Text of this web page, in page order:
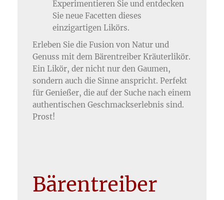
Experimentieren Sie und entdecken
Sie neue Facetten dieses
einzigartigen Likörs.
Erleben Sie die Fusion von Natur und
Genuss mit dem Bärentreiber Kräuterlikör.
Ein Likör, der nicht nur den Gaumen,
sondern auch die Sinne anspricht. Perfekt
für Genießer, die auf der Suche nach einem
authentischen Geschmackserlebnis sind.
Prost!
Bärentreiber